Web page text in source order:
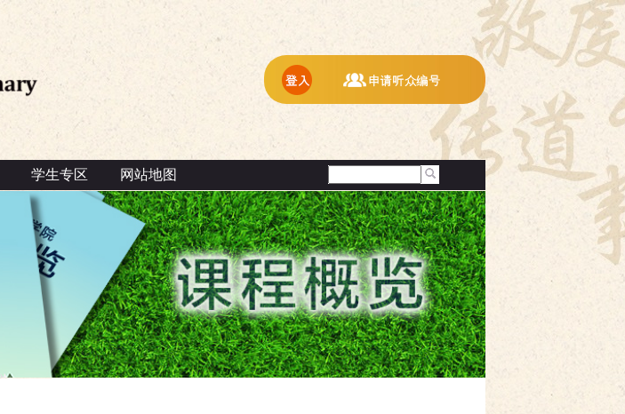
学生专区 网站地图